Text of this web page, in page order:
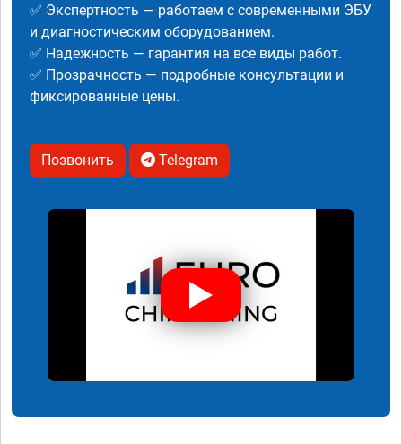
✅ Экспертность — работаем с современными ЭБУ
и диагностическим оборудованием.
✅ Надежность — гарантия на все виды работ.
✅ Прозрачность — подробные консультации и
фиксированные цены.
Позвонить Telegram